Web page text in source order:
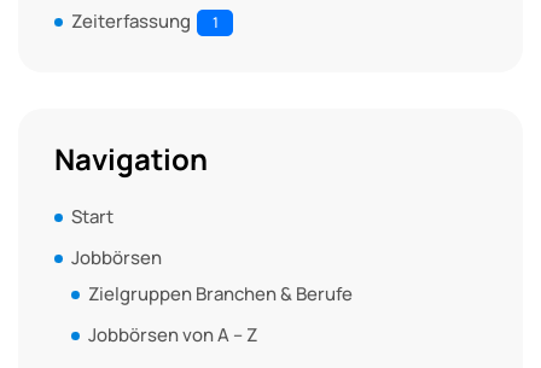
Zeiterfassung 1
Navigation
Start
Jobbörsen
Zielgruppen Branchen & Berufe
Jobbörsen von A – Z